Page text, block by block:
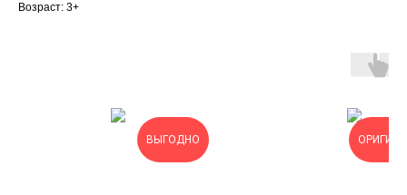
Возраст: 3+
ВЫГОДНО